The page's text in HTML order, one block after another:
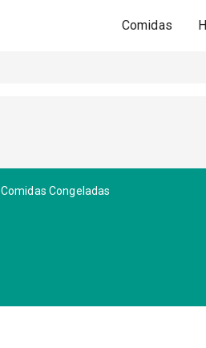
Comidas
Comidas Congeladas